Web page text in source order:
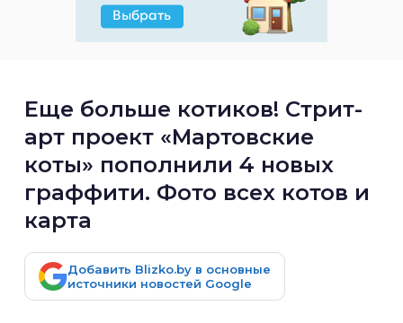
Еще больше котиков! Стрит-
арт проект «Мартовские
коты» пополнили 4 новых
граффити. Фото всех котов и
карта
Добавить Blizko.by в основные
источники новостей Google